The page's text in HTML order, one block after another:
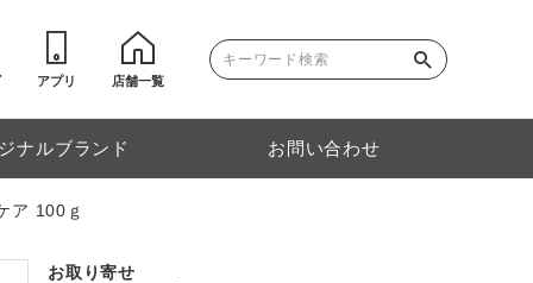
アプリ 店舗一覧
ナルブランド お問い合わせ
ア 100ｇ
お取り寄せ